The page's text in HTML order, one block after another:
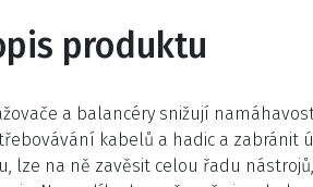
produktu
a balancéry snižují
kabelů a hadic a zabránit
lze na ně zavěsit celou řadu